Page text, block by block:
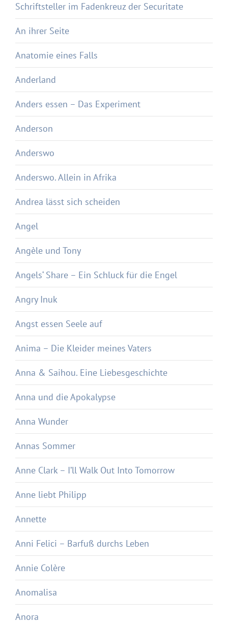
Schriftsteller im Fadenkreuz der Securitate
An ihrer Seite
Anatomie eines Falls
Anderland
Anders essen – Das Experiment
Anderson
Anderswo
Anderswo. Allein in Afrika
Andrea lässt sich scheiden
Angel
Angèle und Tony
Angels‘ Share – Ein Schluck für die Engel
Angry Inuk
Angst essen Seele auf
Anima – Die Kleider meines Vaters
Anna & Saihou. Eine Liebesgeschichte
Anna und die Apokalypse
Anna Wunder
Annas Sommer
Anne Clark – I’ll Walk Out Into Tomorrow
Anne liebt Philipp
Annette
Anni Felici – Barfuß durchs Leben
Annie Colère
Anomalisa
Anora